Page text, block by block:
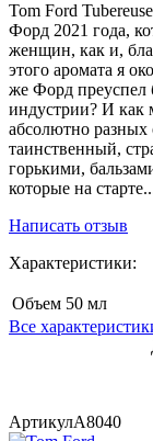
Tom Ford
Форд 2021 года,
женщин, как и,
этого аромата я
же Форд
индустрии? И как
абсолютно разных
таинственный,
горькими,
которые на
Написать отзыв
Характеристики:
Объем 50 мл
Все
АртикулA8040